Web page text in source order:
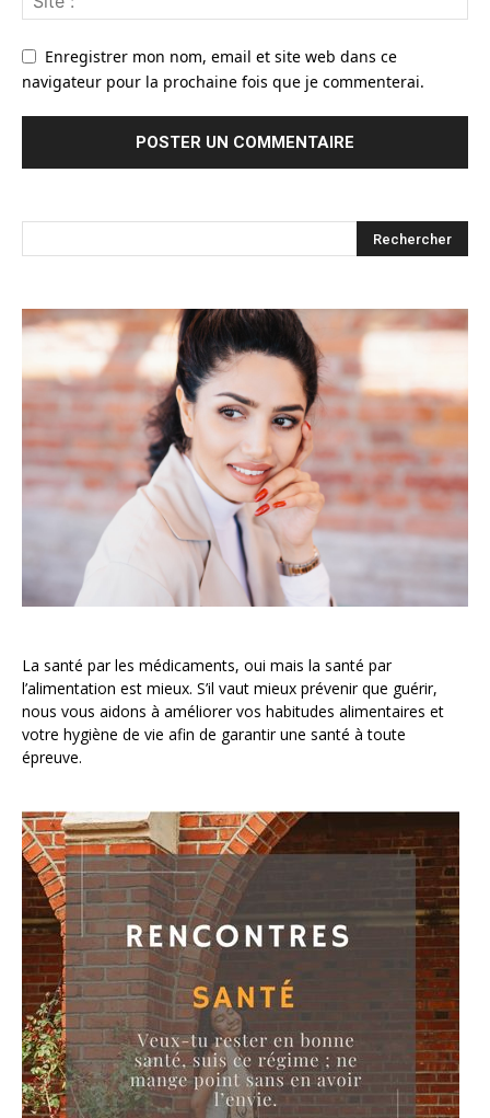
Enregistrer mon nom, email et site web dans ce
navigateur pour la prochaine fois que je commenterai.
La santé par les médicaments, oui mais la santé par
l’alimentation est mieux. S’il vaut mieux prévenir que guérir,
nous vous aidons à améliorer vos habitudes alimentaires et
votre hygiène de vie afin de garantir une santé à toute
épreuve.